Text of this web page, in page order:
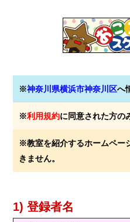
※神奈川県横浜市神奈川区へ
※利用規約に同意された方の
※教室を紹介するホームペー
きません。
1) 登録者名